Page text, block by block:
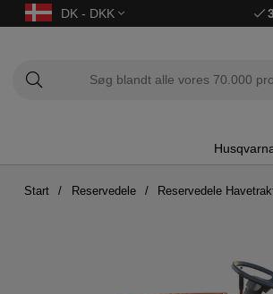
DK - DKK
Start Reservedele Reservedele